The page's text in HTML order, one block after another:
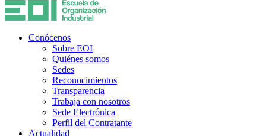
Conócenos
Sobre EOI
Quiénes somos
Sedes
Reconocimientos
Transparencia
Trabaja con nosotros
Sede Electrónica
Perfil del Contratante
Actualidad